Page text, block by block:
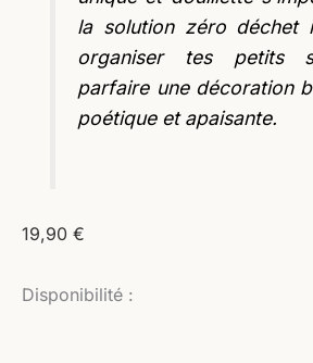
la solution zéro déchet
organiser tes petits
parfaire une décoration
poétique et apaisante.
19,90 €
Disponibilité :